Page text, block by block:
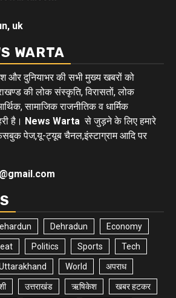
uk
WARTA
और दुनियाभर की सभी मुख्य खबरों को
की लोक संस्कृति, विरासतों, लोक
सामाजिक राजनीतिक व धार्मिक
है। News Warta से जुड़ने के लिए हमारे
पेज,यू-ट्यूब चैनल,इंस्टाग्राम आदि पर
Dehradun Economy
Politics Sports Tech
World अपराध
उत्तराखंड ऋषिकेश खबर हटकर